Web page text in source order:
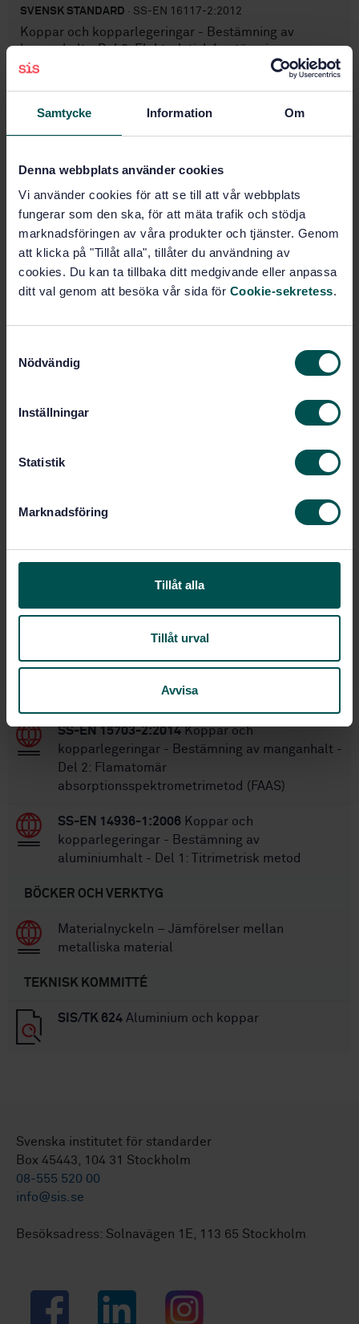
Samtycke Information Om
Denna webbplats använder cookies
Vi använder cookies för att se till att vår webbplats
fungerar som den ska, för att mäta trafik och stödja
marknadsföringen av våra produkter och tjänster. Genom
att klicka på "Tillåt alla", tillåter du användning av
cookies. Du kan ta tillbaka ditt medgivande eller anpassa
ditt val genom att besöka vår sida för Cookie-sekretess.
Nödvändig
Inställningar
Statistik
Marknadsföring
Tillåt alla
Tillåt urval
Avvisa
SVENSK STANDARD · SS-EN 16117-2:2012
Koppar och kopparlegeringar - Bestämning av
kopparhalt - Del 2: Elektrolytisk bestämning av
koppar i material med kopparhalt högre än 99,80 %
Pris:789 SEK
Fler alternativ
Produktinformation
Koppar, SIS/TK 624/AG 02
Copper and copper alloys
- Determination of copper content -
copper in materials with copper content
higher than 99,80 %
Utgåva:
Antal sidor:20
SS-EN 15690-2:2009 Koppar och
kopparlegeringar - Bestämning av järnhalt - Del
SS-EN 15703-2:2014Koppar och
kopparlegeringar - Bestämning av manganhalt -
Del 2: Flamatomär
absorptionsspektrometrimetod (FAAS)
SS-EN 14936-1:2006 Koppar och
kopparlegeringar - Bestämning av
aluminiumhalt - Del 1: Titrimetrisk metod
BÖCKER OCH VERKTYG
Materialnyckeln – Jämförelser mellan
metalliska material
TEKNISK KOMMITTÉ
SIS/TK 624 Aluminium och koppar
Svenska institutet för standarder
Box 45443, 104 31 Stockholm
08-555 520 00
info@sis.se
Besöksadress: Solnavägen 1E, 113 65 Stockholm
Facebook LinkedIn Instagram